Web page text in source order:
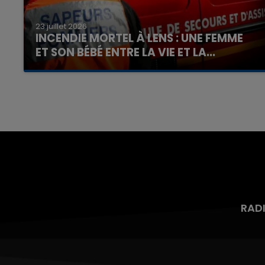
23 juillet 2026
INCENDIE MORTEL À LENS : UNE FEMME
ET SON BÉBÉ ENTRE LA VIE ET LA...
Un homme s'est immolé par le feu après avoir